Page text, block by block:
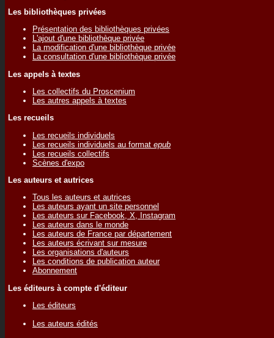
Les bibliothèques privées
Présentation des bibliothèques privées
L'ajout d'une bibliothèque privée
La modification d'une bibliothèque privée
La consultation d'une bibliothèque privée
Les appels à textes
Les collectifs du Proscenium
Les autres appels à textes
Les recueils
Les recueils individuels
Les recueils individuels au format epub
Les recueils collectifs
Scènes d'expo
Les auteurs et autrices
Tous les auteurs et autrices
Les auteurs ayant un site personnel
Les auteurs sur Facebook, X, Instagram
Les auteurs dans le monde
Les auteurs de France par département
Les auteurs écrivant sur mesure
Les organisations d'auteurs
Les conditions de publication auteur
Abonnement
Les éditeurs à compte d'éditeur
Les éditeurs
Les auteurs édités